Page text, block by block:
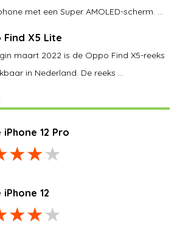
met een Super AMOLED-scherm. ...
Find X5 Lite
maart 2022 is de Oppo Find X5-reeks
in Nederland. De reeks ...
iPhone 12 Pro
12